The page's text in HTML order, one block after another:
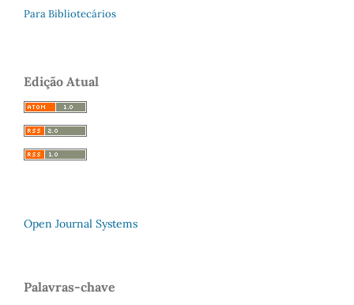
Para Bibliotecários
Edição Atual
Open Journal Systems
Palavras-chave